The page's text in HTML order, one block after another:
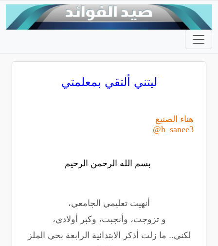
ليتني ألتقي بمعلمتي
هناء الصنيع
h_sanee3@
بسم الله الرحمن الرحيم
أنهيت تعليمي الجامعي،
و تزوجت، وأنجبت، وكبر أولادي،
لكني.. ما زلت أذكر الابتدائية الرابعة بحي الملز